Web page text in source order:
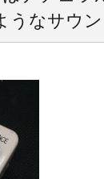
うなサウン